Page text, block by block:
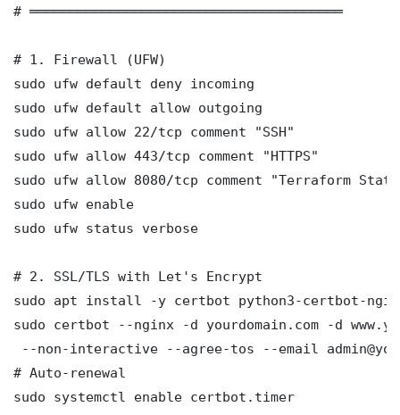
# ═══════════════════════════════════════
# 1. Firewall (UFW)
sudo ufw default deny incoming
sudo ufw default allow outgoing
sudo ufw allow 22/tcp comment "SSH"
sudo ufw allow 443/tcp comment "HTTPS"
sudo ufw allow 8080/tcp comment "Terraform
sudo ufw enable
sudo ufw status verbose
# 2. SSL/TLS with Let's Encrypt
sudo apt install -y certbot python3-certbot-
sudo certbot --nginx -d yourdomain.com -d
--non-interactive --agree-tos --email
# Auto-renewal
sudo systemctl enable certbot.timer